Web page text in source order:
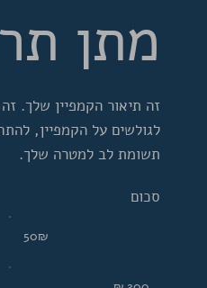
מתן
זה תיאור הקמפיין שלך.
לגולשים על הקמפיין,
תשומת לב למטרה שלך.
סכום
‏50 ‏₪